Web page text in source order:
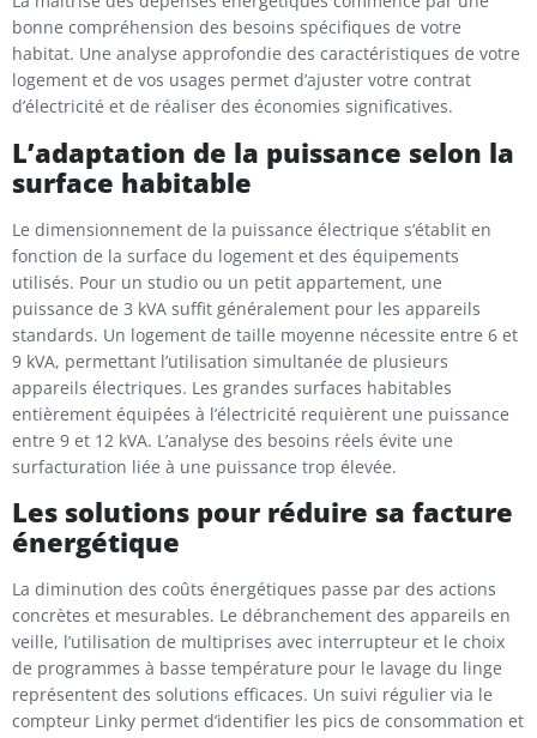
bonne compréhension des besoins spécifiques de votre
habitat. Une analyse approfondie des caractéristiques de votre
logement et de vos usages permet d’ajuster votre contrat
d’électricité et de réaliser des économies significatives.
L’adaptation de la puissance selon la
surface habitable
Le dimensionnement de la puissance électrique s’établit en
fonction de la surface du logement et des équipements
utilisés. Pour un studio ou un petit appartement, une
puissance de 3 kVA suffit généralement pour les appareils
standards. Un logement de taille moyenne nécessite entre 6 et
9 kVA, permettant l’utilisation simultanée de plusieurs
appareils électriques. Les grandes surfaces habitables
entièrement équipées à l’électricité requièrent une puissance
entre 9 et 12 kVA. L’analyse des besoins réels évite une
surfacturation liée à une puissance trop élevée.
Les solutions pour réduire sa facture
énergétique
La diminution des coûts énergétiques passe par des actions
concrètes et mesurables. Le débranchement des appareils en
veille, l’utilisation de multiprises avec interrupteur et le choix
de programmes à basse température pour le lavage du linge
représentent des solutions efficaces. Un suivi régulier via le
compteur Linky permet d’identifier les pics de consommation et